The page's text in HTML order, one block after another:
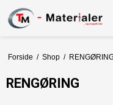
Forside / Shop /
RENGØRING